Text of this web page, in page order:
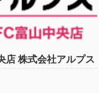
店 株式会社アルプス